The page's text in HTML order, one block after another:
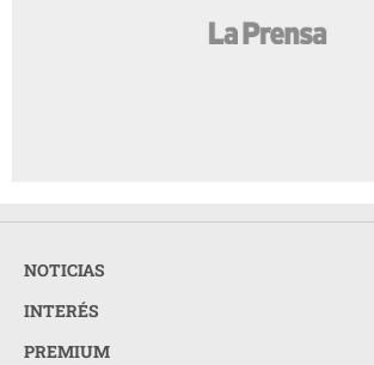
NOTICIAS
INTERÉS
PREMIUM